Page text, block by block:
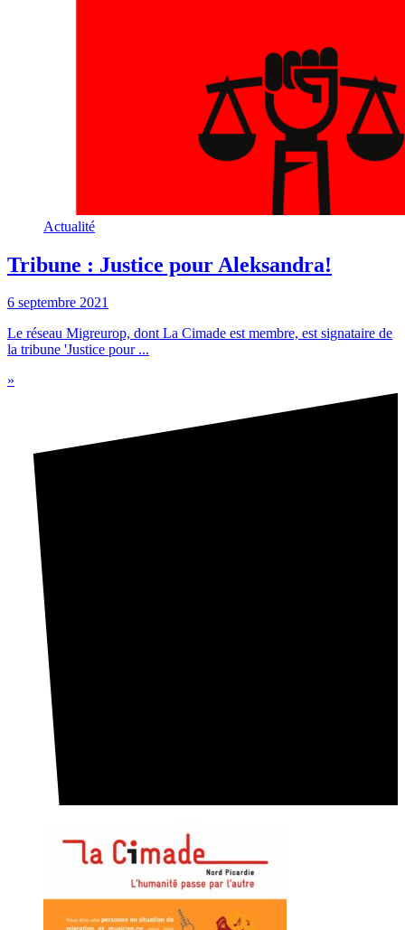
Actualité
Tribune : Justice pour Aleksandra!
6 septembre 2021
Le réseau Migreurop, dont La Cimade est membre, est signataire de
la tribune 'Justice pour ...
»